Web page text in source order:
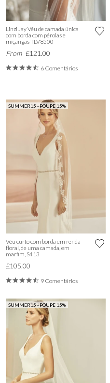
Linzi Jay Véu de camada única
com borda com pérolas e
miçangas TLV8500
From £121.00
6 Comentários
SUMMER15 - POUPE 15%
Véu curto com borda em renda
floral, de uma camada, em
marfim, S413
£105.00
9 Comentários
SUMMER15 - POUPE 15%